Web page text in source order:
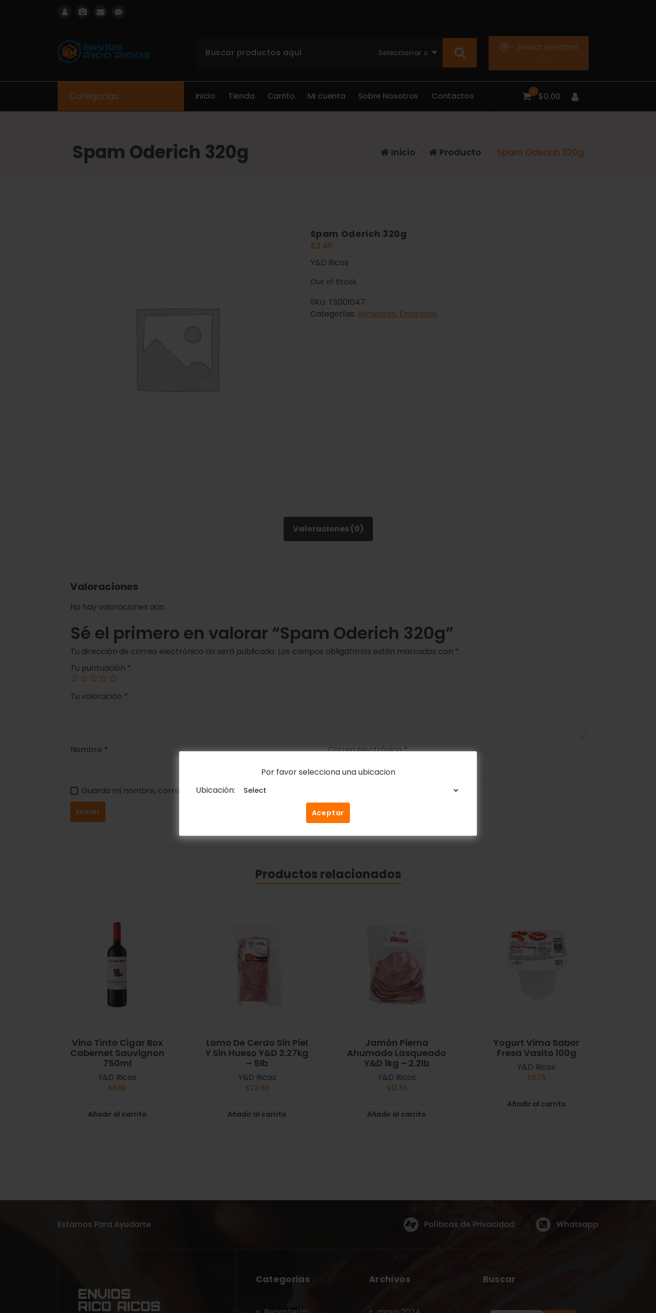
Por favor selecciona una ubicacion
Ubicación:
Aceptar
- Select Location
-
Categorías Inicio Tienda Carrito Mi cuenta Sobre Nosotros Contactos 0 $0.00
Spam Oderich 320g Inicio - Producto - Spam Oderich 320g
Spam Oderich 320g
$2.45
Y&D Ricos
Out of Stock.
SKU: TS001047
Categorías: Alimentos, Enlatados
Valoraciones (0)
Valoraciones
No hay valoraciones aún.
Sé el primero en valorar “Spam Oderich 320g”
Tu dirección de correo electrónico no será publicada. Los campos obligatorios están marcados con *
Tu puntuación *
Tu valoración *
Nombre * Correo electrónico*
Guarda mi nombre, correo electrónico y web en este navegador para la próxima vez que comente.
Productos relacionados
Vino Tinto Cigar Box
Cabernet Sauvignon
750ml
Y&D Ricos
$8.50
Añadir al carrito
Lomo De Cerdo Sin Piel
Y Sin Hueso Y&D 2.27kg
– 5lb
Y&D Ricos
$23.80
Añadir al carrito
Jamón Pierna
Ahumado Lasqueado
Y&D 1kg – 2.2lb
Y&D Ricos
$12.55
Añadir al carrito
Yogurt Vima Sabor
Fresa Vasito 100g
Y&D Ricos
$0.75
Añadir al carrito
Estamos Para Ayudarte Políticas de Privacidad Whatsapp
Categorias Archivos Buscar